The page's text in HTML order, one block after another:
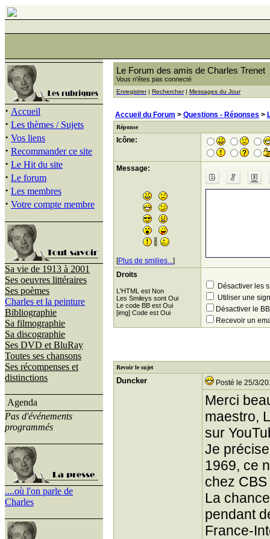
· Accueil
· Les thèmes / Sujets
· Vos liens
· Recommander ce site
· Le Hit du site
· Le forum
· Les membres
· Votre compte membre
Sa vie de 1913 à 2001
Ses oeuvres littéraires
Ses poèmes
Charles et la peinture
Bibliographie
Sa filmographie
Sa discographie
Ses DVD et BluRay
Toutes ses chansons
Ses récompenses et
distinctions
Agenda
Pas d'événements
programmés
....où l'on parle de
Charles
Le Forum des amis de Charles Trenet
Vous n'êtes pas connecté
Enregistrer| Rechercher| Messages du Jour
Accueil du Forum > Questions - Réponses >
Réponse
Icône:
Message:
[Plus de smilies...]
Droits
L'HTML est Non
Les Smileys sont Oui
Le code BB est Oui
[img] Code est Oui
Désactiver les
Utiliser une
Désactiver le
Recevoir un
Revoir le sujet
Duncker Posté le 25/3/
Merci
maestro,
sur
Je
1969, ce
chez
La
pendant
France-